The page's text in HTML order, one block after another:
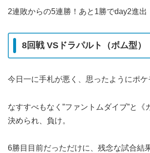
2連敗からの5連勝！あと1勝でday2進出
8回戦 VSドラパルト（ボム型）
今日一に手札が悪く、思ったようにポケ
なすすべもなく”ファントムダイブ”と《
決められ、負け。
6勝目目前だっただけに、残念な試合結